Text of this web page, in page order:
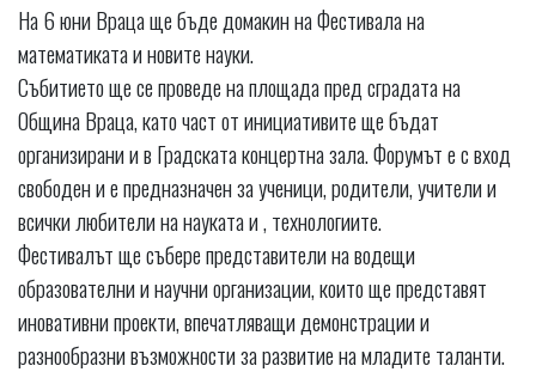
На 6 юни Враца ще бъде домакин на Фестивала на
математиката и новите науки.
Събитието ще се проведе на площада пред сградата на
Община Враца, като част от инициативите ще бъдат
организирани и в Градската концертна зала. Форумът е с вход
свободен и е предназначен за ученици, родители, учители и
всички любители на науката и , технологиите.
Фестивалът ще събере представители на водещи
образователни и научни организации, които ще представят
иновативни проекти, впечатляващи демонстрации и
разнообразни възможности за развитие на младите таланти.